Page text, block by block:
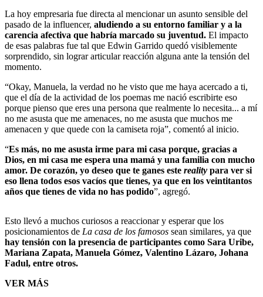
La hoy empresaria fue directa al mencionar un asunto sensible del
pasado de la influencer, aludiendo a su entorno familiar y a la
carencia afectiva que habría marcado su juventud. El impacto
de esas palabras fue tal que Edwin Garrido quedó visiblemente
sorprendido, sin lograr articular reacción alguna ante la tensión del
momento.
“Okay, Manuela, la verdad no he visto que me haya acercado a ti,
que el día de la actividad de los poemas me nació escribirte eso
porque pienso que eres una persona que realmente lo necesita... a mí
no me asusta que me amenaces, no me asusta que muchos me
amenacen y que quede con la camiseta roja”, comentó al inicio.
“Es más, no me asusta irme para mi casa porque, gracias a
Dios, en mi casa me espera una mamá y una familia con mucho
amor. De corazón, yo deseo que te ganes este reality para ver si
eso llena todos esos vacíos que tienes, ya que en los veintitantos
años que tienes de vida no has podido”, agregó.
Esto llevó a muchos curiosos a reaccionar y esperar que los
posicionamientos de La casa de los famosos sean similares, ya que
hay tensión con la presencia de participantes como Sara Uribe,
Mariana Zapata, Manuela Gómez, Valentino Lázaro, Johana
Fadul, entre otros.
VER MÁS